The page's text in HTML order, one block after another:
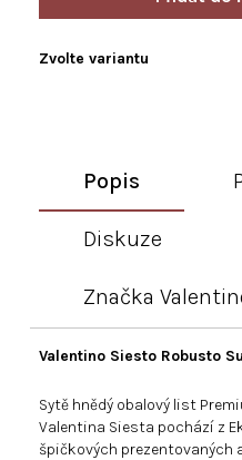
Zvolte variantu
Popis
Diskuze
Značka
Valentino Siesto Robusto
Sytě hnědý obalový list
Valentina Siesta pochází z
špičkových prezentovaných